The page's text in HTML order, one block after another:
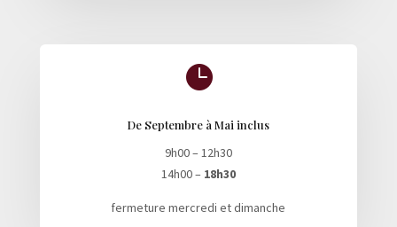

De Septembre à Mai inclus
9h00 – 12h30
14h00 – 18h30
fermeture mercredi et dimanche